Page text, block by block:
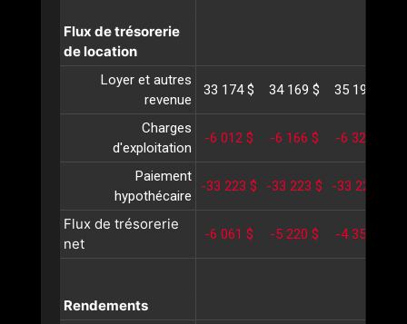
Flux de trésorerie
de location
Loyer et autres
revenue
33 174 $ 34 169 $ 35 194 $
Charges
d'exploitation
-6 012 $ -6 166 $ -6 324 $
Paiement
hypothécaire
-33 223 $ -33 223 $ -33 223 $
Flux de trésorerie
net
-6 061 $ -5 220 $ -4 353 $
Rendements